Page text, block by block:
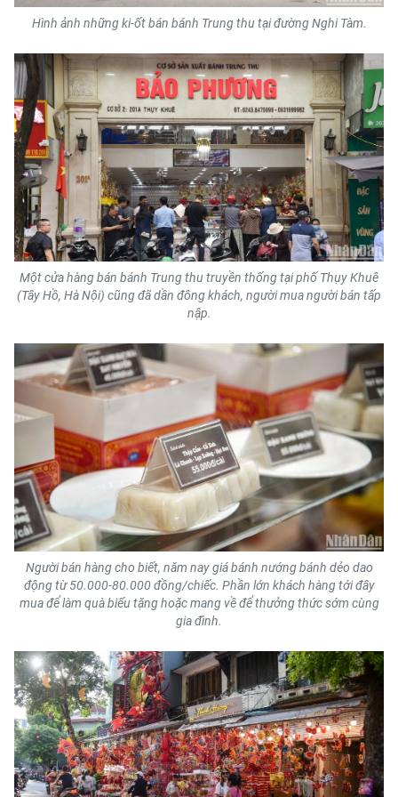
Media Pháp luật
Media Thế giới
Media Thể thao
Media Giáo dục
Media Y tế
Media Khoa học - Công nghệ
Media Môi trường
Infographic
TIN MỚI
TIN ĐỊA PHƯƠNG
Trung du và miền núi phía Bắc
Đồng bằng sông Hồng
Bắc Trung Bộ
Duyên hải Nam Trung Bộ và Tây
Đông Nam Bộ
Đồng bằng sông Cửu Long
Chuyên trang Hà Nội
Hình ảnh những ki-ốt bán bánh Trung thu tại đường Nghi Tàm.
Một cửa hàng bán bánh Trung thu truyền thống tại phố Thụy Khuê
(Tây Hồ, Hà Nội) cũng đã dần đông khách, người mua người bán tấp
nập.
Người bán hàng cho biết, năm nay giá bánh nướng bánh dẻo dao
động từ 50.000-80.000 đồng/chiếc. Phần lớn khách hàng tới đây
mua để làm quà biếu tặng hoặc mang về để thưởng thức sớm cùng
gia đình.